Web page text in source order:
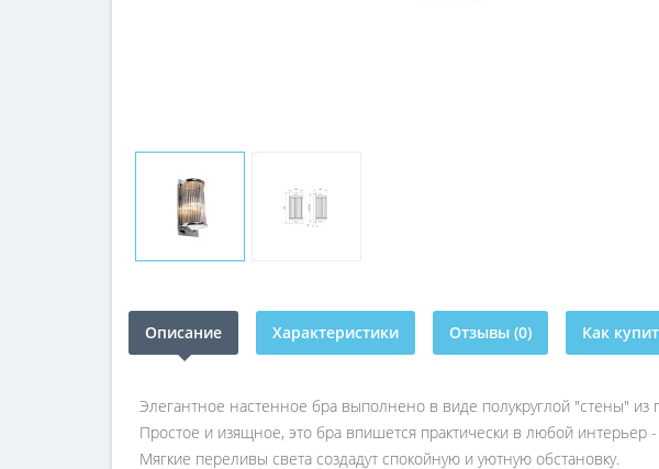
Описание Характеристики Отзывы (0) Как
Элегантное настенное бра выполнено в виде полукруглой "стены"
Простое и изящное, это бра впишется практически в любой интерьер
Мягкие переливы света создадут спокойную и уютную обстановку.